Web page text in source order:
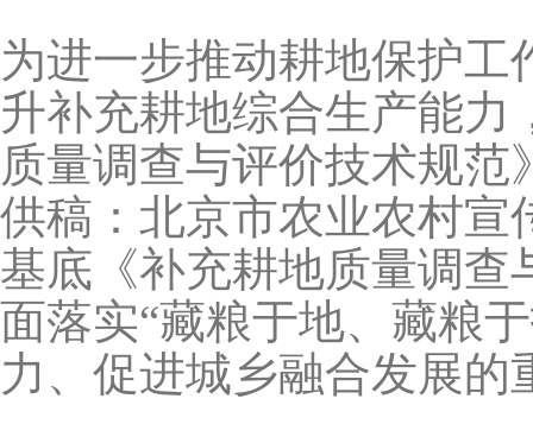
为进一步推动耕地保护工
升补充耕地综合生产能
质量调查与评价技术规
供稿：北京市农业农村宣
基底《补充耕地质量调查
面落实“藏粮于地、藏粮
力、促进城乡融合发展的